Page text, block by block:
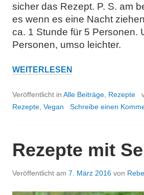
sicher das Rezept. P. S. am
es wenn es eine Nacht
ca. 1 Stunde für 5 Personen.
Personen, umso leichter.
REZEPT:
CHILI
CON
WEITERLESEN
Veröffentlicht in Alle Beiträge Rezepte
Rezepte Vegan Schreibe einen
Rezepte mit
Veröffentlicht am 7. März 2016 von